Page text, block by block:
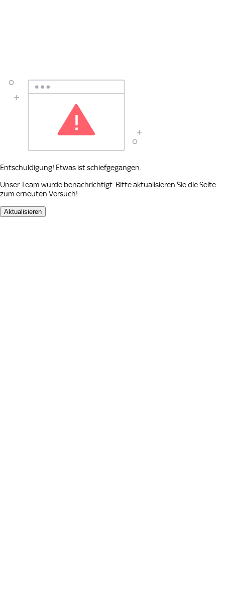
Entschuldigung! Etwas ist schiefgegangen.
Unser Team wurde benachrichtigt. Bitte aktualisieren Sie die Seite
zum erneuten Versuch!
Aktualisieren